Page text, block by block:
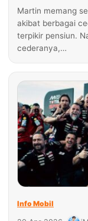
Martin memang
akibat berbagai
terpikir pensiun.
cederanya,…
Info Mobil